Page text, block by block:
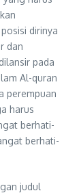
dirinya
dan
pada
Al-quran
perempuan
harus
berhati-
berhati-
judul